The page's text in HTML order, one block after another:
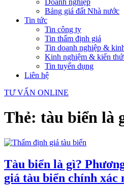
Doanh nghiệp
Bảng giá đất Nhà nước
Tin tức
Tin công ty
Tin thẩm định giá
Tin doanh nghiệp &
Kinh nghiệm & kiến
Tin tuyển dụng
Liên hệ
TƯ VẤN ONLINE
Thẻ: tàu biển là
Tàu biển là gì?
giá tàu biển chính xác